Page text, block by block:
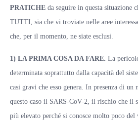
PRATICHE da seguire in questa situazione
TUTTI, sia che vi troviate nelle aree
che, per il momento, ne siate esclusi.
1) LA PRIMA COSA DA FARE. La
determinata soprattutto dalla capacità del
casi gravi che esso genera. In presenza di un
questo caso il SARS-CoV-2, il rischio che il
più elevato perché si conosce molto poco